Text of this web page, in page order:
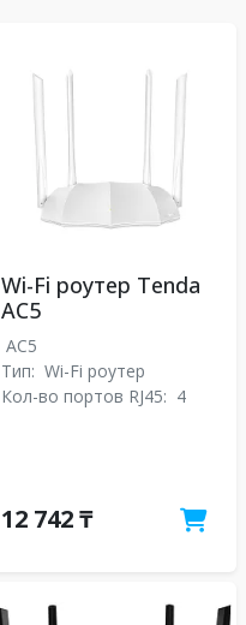
Wi-Fi роутер Tenda
AC5
AC5
Тип: Wi-Fi роутер
Кол-во портов RJ45: 4
12 742 ₸